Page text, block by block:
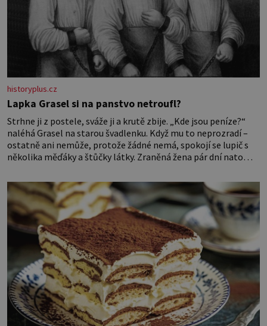
historyplus.cz
Lapka Grasel si na panstvo netroufl?
Strhne ji z postele, sváže ji a krutě zbije. „Kde jsou peníze?“
naléhá Grasel na starou švadlenku. Když mu to neprozradí –
ostatně ani nemůže, protože žádné nemá, spokojí se lupič s
několika měďáky a štůčky látky. Zraněná žena pár dní nato
dlouho po jeho smrti